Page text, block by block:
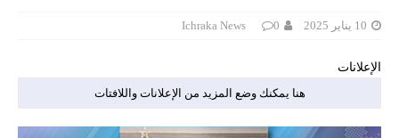
10 يناير 2025 Ichraka News 0
الإعلانات
هنا يمكنك وضع المزيد من الإعلانات واللافتات